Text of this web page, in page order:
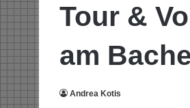
Tour &
am
Andrea Kotis